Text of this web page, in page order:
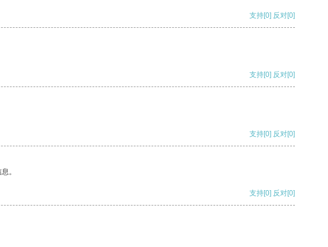
支持[0] 反对[0]
支持[0] 反对[0]
支持[0] 反对[0]
。
支持[0] 反对[0]